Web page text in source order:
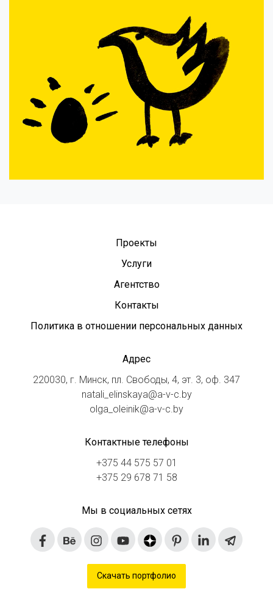
Проекты
Услуги
Агентство
Контакты
Политика в отношении персональных данных
Адрес
220030, г. Минск, пл. Свободы, 4, эт. 3, оф. 347
natali_elinskaya@a-v-c.by
olga_oleinik@a-v-c.by
Контактные телефоны
+375 44 575 57 01
+375 29 678 71 58
Мы в социальных сетях
Скачать портфолио